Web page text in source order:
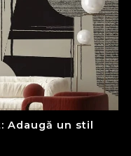
Adaugă un stil